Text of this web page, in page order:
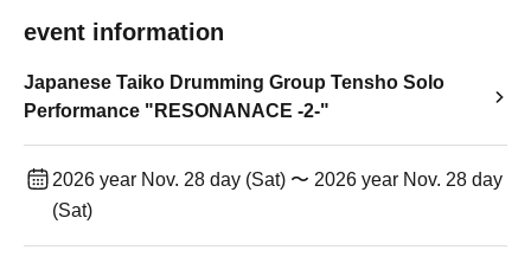
event information
Japanese Taiko Drumming Group Tensho Solo
Performance "RESONANACE -2-"
2026 year Nov. 28 day (Sat) 〜 2026 year Nov. 28 day
(Sat)